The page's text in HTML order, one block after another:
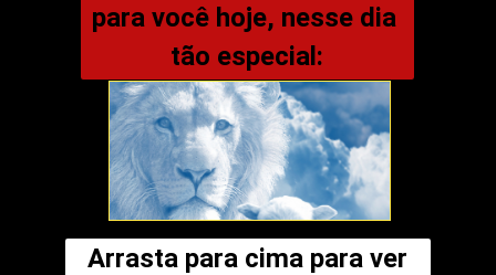
para você hoje, nesse dia
tão especial:
Arrasta para cima para ver